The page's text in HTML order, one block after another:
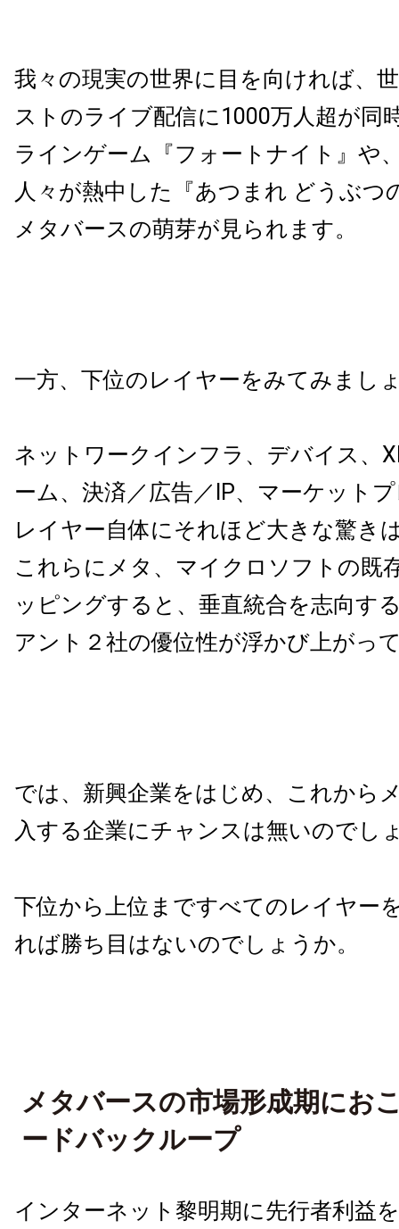
我々の現実の世界に目を向ければ、
ストのライブ配信に1000万人超が同
ラインゲーム『フォートナイト』や
人々が熱中した『あつまれ どうぶつ
メタバースの萌芽が見られます。
一方、下位のレイヤーをみてみまし
ネットワークインフラ、デバイス、
ーム、決済／広告／IP、マーケット
レイヤー自体にそれほど大きな驚き
これらにメタ、マイクロソフトの既
ッピングすると、垂直統合を志向す
アント２社の優位性が浮かび上がっ
では、新興企業をはじめ、これから
入する企業にチャンスは無いのでし
下位から上位まですべてのレイヤー
れば勝ち目はないのでしょうか。
メタバースの市場形成期にお
ードバックループ
インターネット黎明期に先行者利益